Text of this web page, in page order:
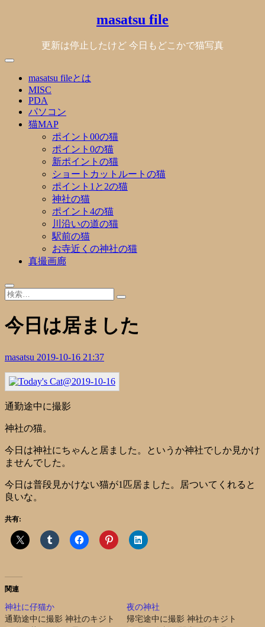
masatsu file
更新は停止したけど 今日もどこかで猫写真
masatsu fileとは
MISC
PDA
パソコン
猫MAP
ポイント00の猫
ポイント0の猫
新ポイントの猫
ショートカットルートの猫
ポイント1と2の猫
神社の猫
ポイント4の猫
川沿いの道の猫
駅前の猫
お寺近くの神社の猫
真撮画廊
今日は居ました
masatsu 2019-10-16 21:37
通勤途中に撮影
神社の猫。
今日は神社にちゃんと居ました。というか神社でしか見かけ
ませんでした。
今日は普段見かけない猫が1匹居ました。居ついてくれると
良いな。
共有:
関連
神社に仔猫か
通勤途中に撮影 神社のキジト
夜の神社
帰宅途中に撮影 神社のキジト